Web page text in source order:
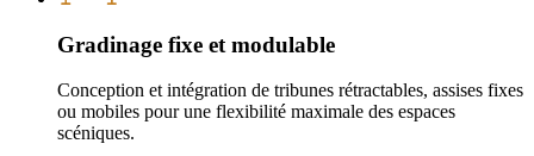
Gradinage fixe et modulable
Conception et intégration de tribunes rétractables, assises fixes
ou mobiles pour une flexibilité maximale des espaces
scéniques.